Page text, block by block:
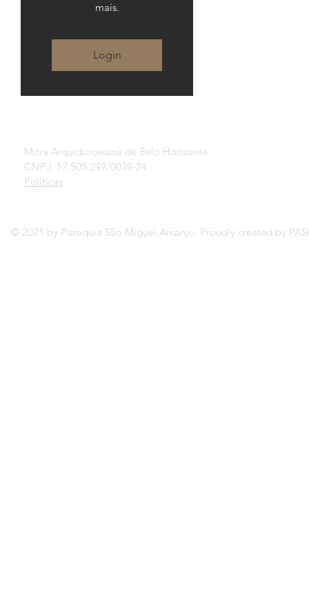
mais.
Login
Mitra Arquidiocesana de Belo Horizonte
CNPJ: 17.505.249/0039-24
Políticas
© 2021 by Paroquia São Miguel Arcanjo. Proudly created by